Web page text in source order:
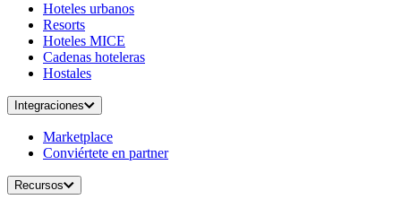
Hoteles urbanos
Resorts
Hoteles MICE
Cadenas hoteleras
Hostales
Integraciones
Marketplace
Conviértete en partner
Recursos